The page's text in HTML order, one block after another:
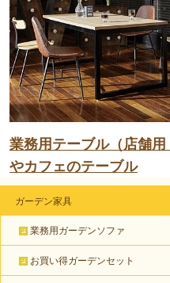
業務用テーブル（店舗
やカフェのテーブル
ガーデン家具
業務用ガーデンソファ
お買い得ガーデンセット